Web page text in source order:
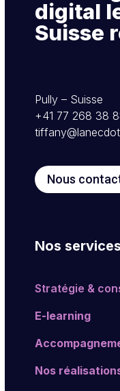
digital
Suisse
Pully – Suisse
+41 77 268 38
Nous
Nos services
Stratégie &
E-learning
Nos